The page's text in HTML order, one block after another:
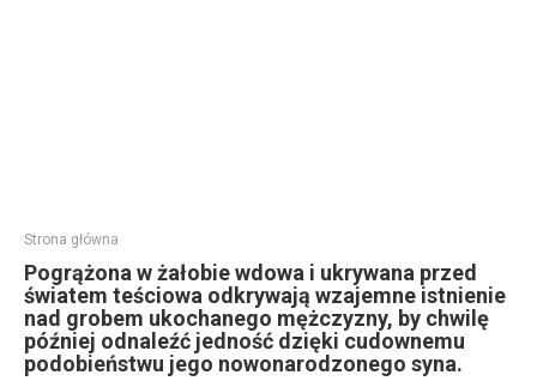
Strona główna
Pogrążona w żałobie wdowa i ukrywana przed
światem teściowa odkrywają wzajemne istnienie
nad grobem ukochanego mężczyzny, by chwilę
później odnaleźć jedność dzięki cudownemu
podobieństwu jego nowonarodzonego syna.